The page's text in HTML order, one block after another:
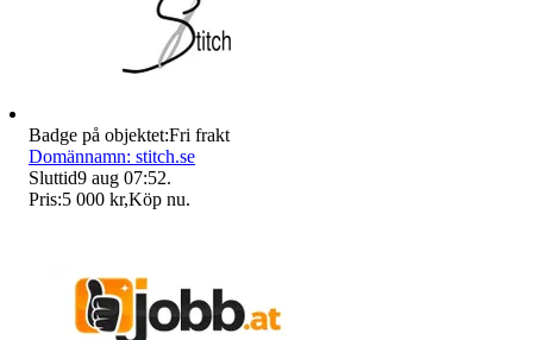
Badge på objektet:Fri frakt
Domännamn: stitch.se
Sluttid9 aug 07:52.
Pris:5 000 kr,Köp nu.